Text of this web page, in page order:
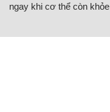
ngay khi cơ thể còn khỏe